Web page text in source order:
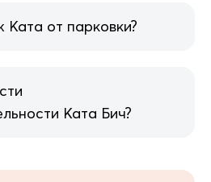
от парковки?
Ката Бич?